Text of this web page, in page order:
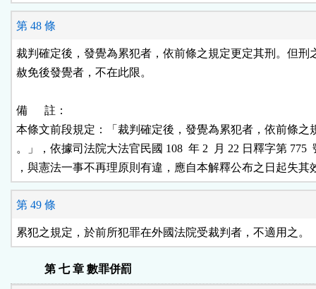
第 48 條
裁判確定後，發覺為累犯者，依前條之規定更定其刑。但刑
赦免後發覺者，不在此限。
備      註：
本條文前段規定：「裁判確定後，發覺為累犯者，依前條之
。」，依據司法院大法官民國 108  年 2  月 22 日釋字第 775
，與憲法一事不再理原則有違，應自本解釋公布之日起失其
第 49 條
累犯之規定，於前所犯罪在外國法院受裁判者，不適用之。
第 七 章 數罪併罰